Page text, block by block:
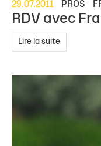
29.07.2011 PROS
RDV avec
Lire la suite